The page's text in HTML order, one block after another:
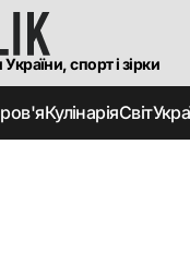
спорт і зірки
КулінаріяСвіт